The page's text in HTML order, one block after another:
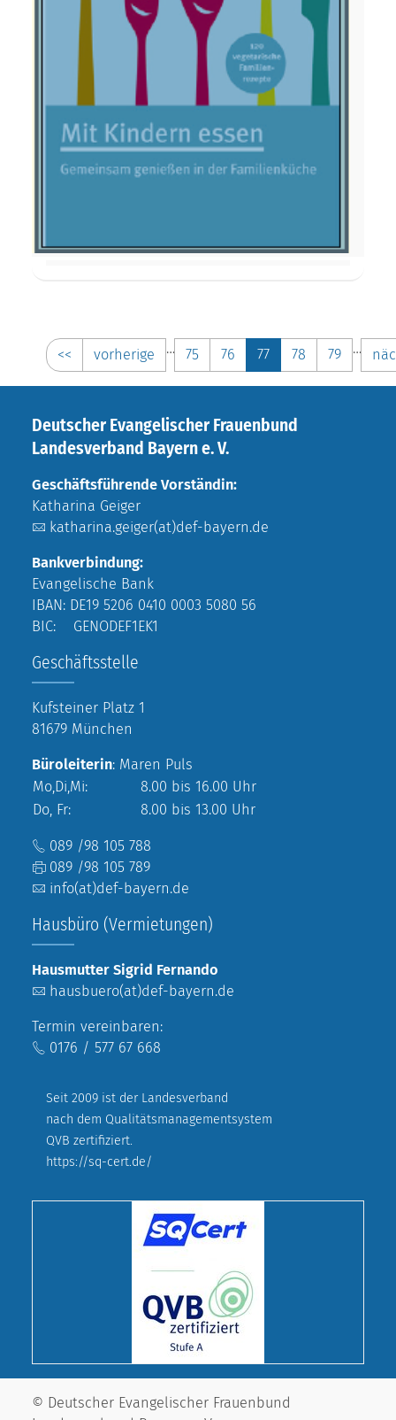
<< vorherige … 75 76 77 78 79 …
Deutscher Evangelischer Frauenbund
Landesverband Bayern e. V.
Geschäftsführende Vorständin:
Katharina Geiger
katharina.geiger(at)def-bayern.de
Bankverbindung:
Evangelische Bank
IBAN: DE19 5206 0410 0003 5080 56
BIC: GENODEF1EK1
Geschäftsstelle
Kufsteiner Platz 1
81679 München
Büroleiterin: Maren Puls
Mo,Di,Mi:
8.00 bis 16.00 Uhr
Do, Fr:
8.00 bis 13.00 Uhr
089 /98 105 788
089 /98 105 789
info(at)def-bayern.de
Hausbüro (Vermietungen)
Hausmutter Sigrid Fernando
hausbuero(at)def-bayern.de
Termin vereinbaren:
0176 / 577 67 668
Seit 2009 ist der Landesverband
nach dem Qualitätsmanagementsystem
QVB zertifiziert.
https://sq-cert.de/
© Deutscher Evangelischer Frauenbund